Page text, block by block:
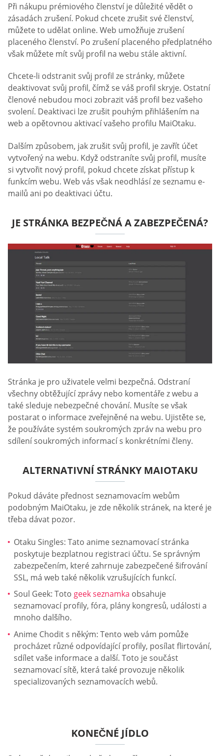
Při nákupu prémiového členství je důležité vědět o
zásadách zrušení. Pokud chcete zrušit své členství,
můžete to udělat online. Web umožňuje zrušení
placeného členství. Po zrušení placeného předplatného
však můžete mít svůj profil na webu stále aktivní.
Chcete-li odstranit svůj profil ze stránky, můžete
deaktivovat svůj profil, čímž se váš profil skryje. Ostatní
členové nebudou moci zobrazit váš profil bez vašeho
svolení. Deaktivaci lze zrušit pouhým přihlášením na
web a opětovnou aktivací vašeho profilu MaiOtaku.
Dalším způsobem, jak zrušit svůj profil, je zavřít účet
vytvořený na webu. Když odstraníte svůj profil, musíte
si vytvořit nový profil, pokud chcete získat přístup k
funkcím webu. Web vás však neodhlásí ze seznamu e-
mailů ani po deaktivaci účtu.
JE STRÁNKA BEZPEČNÁ A ZABEZPEČENÁ?
Stránka je pro uživatele velmi bezpečná. Odstraní
všechny obtěžující zprávy nebo komentáře z webu a
také sleduje nebezpečné chování. Musíte se však
postarat o informace zveřejněné na webu. Ujistěte se,
že používáte systém soukromých zpráv na webu pro
sdílení soukromých informací s konkrétními členy.
ALTERNATIVNÍ STRÁNKY MAIOTAKU
Pokud dáváte přednost seznamovacím webům
podobným MaiOtaku, je zde několik stránek, na které je
třeba dávat pozor.
Otaku Singles: Tato anime seznamovací stránka
poskytuje bezplatnou registraci účtu. Se správným
zabezpečením, které zahrnuje zabezpečené šifrování
SSL, má web také několik vzrušujících funkcí.
Soul Geek: Toto geek seznamka obsahuje
seznamovací profily, fóra, plány kongresů, události a
mnoho dalšího.
Anime Chodit s někým: Tento web vám pomůže
procházet různé odpovídající profily, posílat flirtování,
sdílet vaše informace a další. Toto je součást
seznamovací sítě, která také provozuje několik
specializovaných seznamovacích webů.
KONEČNÉ JÍDLO